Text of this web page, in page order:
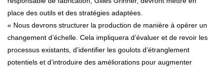
place des outils et des stratégies adaptées.
« Nous devrons structurer la production de manière à opérer un
changement d’échelle. Cela impliquera d’évaluer et de revoir les
processus existants, d’identifier les goulots d’étranglement
potentiels et d’introduire des améliorations pour augmenter